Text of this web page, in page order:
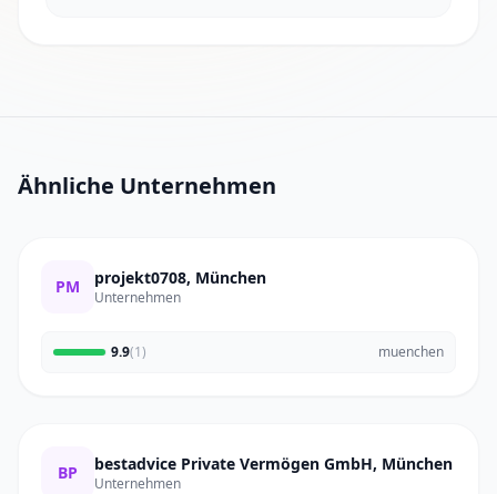
Ähnliche Unternehmen
PM projekt0708, München
Unternehmen
9.9(1) muenchen
BP bestadvice Private Vermögen GmbH, München
Unternehmen